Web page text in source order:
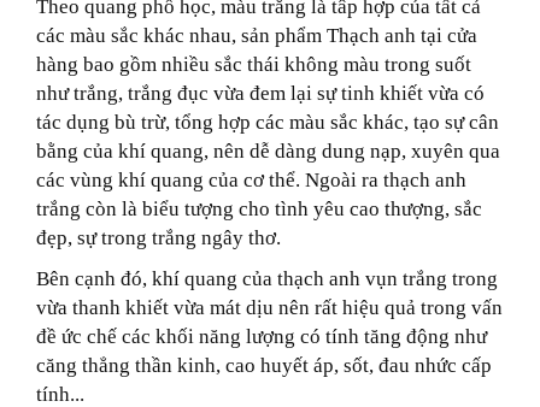
Theo quang phổ học, màu trắng là tâp hợp của tất cả
các màu sắc khác nhau, sản phẩm Thạch anh tại cửa
hàng bao gồm nhiều sắc thái không màu trong suốt
như trắng, trắng đục vừa đem lại sự tinh khiết vừa có
tác dụng bù trừ, tổng hợp các màu sắc khác, tạo sự cân
bằng của khí quang, nên dễ dàng dung nạp, xuyên qua
các vùng khí quang của cơ thể. Ngoài ra thạch anh
trắng còn là biểu tượng cho tình yêu cao thượng, sắc
đẹp, sự trong trắng ngây thơ.
Bên cạnh đó, khí quang của thạch anh vụn trắng trong
vừa thanh khiết vừa mát dịu nên rất hiệu quả trong vấn
đề ức chế các khối năng lượng có tính tăng động như
căng thẳng thần kinh, cao huyết áp, sốt, đau nhức cấp
tính...